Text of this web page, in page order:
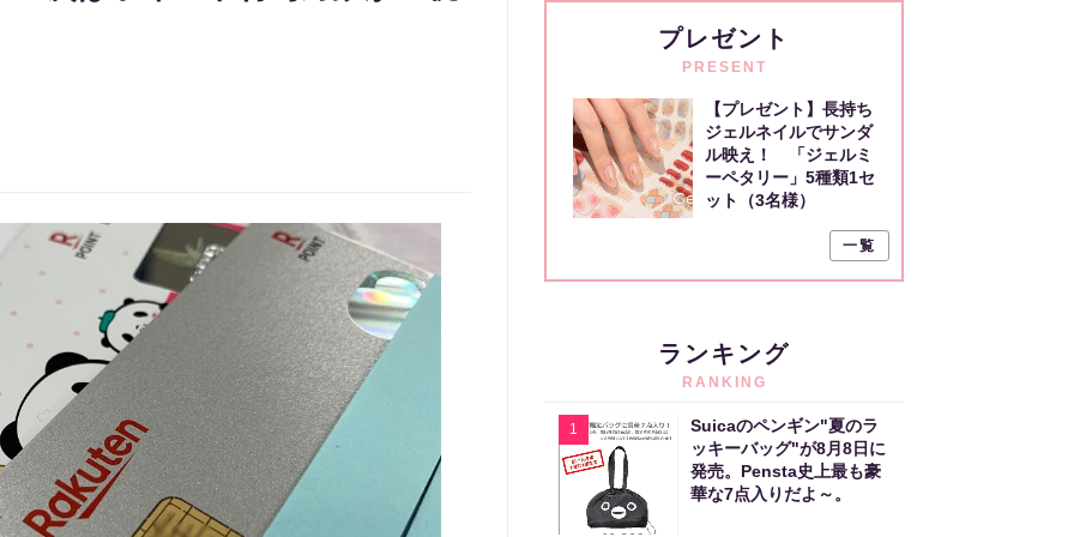
プレゼント
PRESENT
【プレゼント】長持ち
ジェルネイルでサンダ
ル映え！ 「ジェルミ
ーペタリー」5種類1セ
ット（3名様）
一覧
ランキング
RANKING
1
Suicaのペンギン"夏のラ
ッキーバッグ"が8月8日に
発売。Pensta史上最も豪
華な7点入りだよ～。